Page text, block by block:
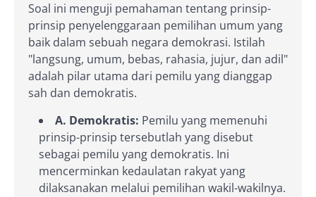
Soal ini menguji pemahaman tentang prinsip-
prinsip penyelenggaraan pemilihan umum yang
baik dalam sebuah negara demokrasi. Istilah
"langsung, umum, bebas, rahasia, jujur, dan adil"
adalah pilar utama dari pemilu yang dianggap
sah dan demokratis.
A. Demokratis: Pemilu yang memenuhi
prinsip-prinsip tersebutlah yang disebut
sebagai pemilu yang demokratis. Ini
mencerminkan kedaulatan rakyat yang
dilaksanakan melalui pemilihan wakil-wakilnya.